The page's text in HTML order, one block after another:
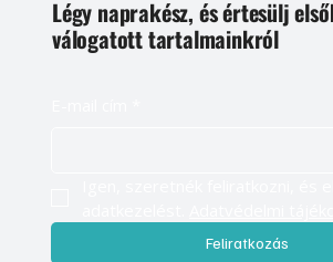
Légy naprakész, és értesülj
válogatott tartalmainkról
Feliratkozás